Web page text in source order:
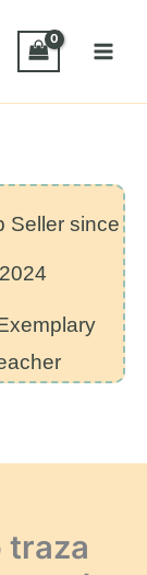
Seller since
2024
traza